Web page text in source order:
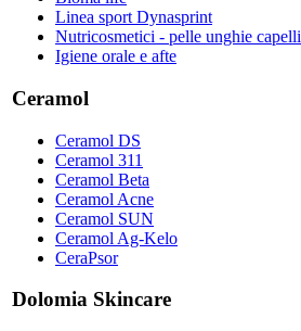
Linea sport Dynasprint
Nutricosmetici - pelle unghie capelli
Igiene orale e afte
Ceramol
Ceramol DS
Ceramol 311
Ceramol Beta
Ceramol Acne
Ceramol SUN
Ceramol Ag-Kelo
CeraPsor
Dolomia Skincare